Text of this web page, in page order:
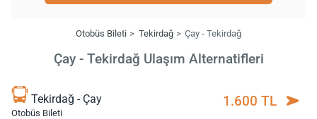
Otobüs Bileti Tekirdağ Çay - Tekirdağ
Çay - Tekirdağ Ulaşım Alternatifleri
Tekirdağ - Çay
Otobüs Bileti
1.600 TL